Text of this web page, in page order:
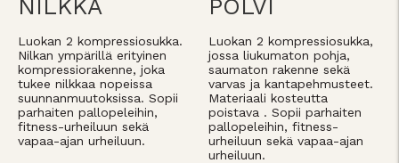
NILKKA
Luokan 2 kompressiosukka.
Nilkan ympärillä erityinen
kompressiorakenne, joka
tukee nilkkaa nopeissa
suunnanmuutoksissa. Sopii
parhaiten pallopeleihin,
fitness-urheiluun sekä
vapaa-ajan urheiluun.
POLVI
Luokan 2 kompressiosukka,
jossa liukumaton pohja,
saumaton rakenne sekä
varvas ja kantapehmusteet.
Materiaali kosteutta
poistava . Sopii parhaiten
pallopeleihin, fitness-
urheiluun sekä vapaa-ajan
urheiluun.